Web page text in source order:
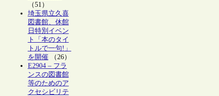
（51）
埼玉県立久喜
図書館、休館
日特別イベン
ト「本のタイ
トルで一句!」
を開催（26）
E2904 – フラ
ンスの図書館
等のためのア
クセシビリテ